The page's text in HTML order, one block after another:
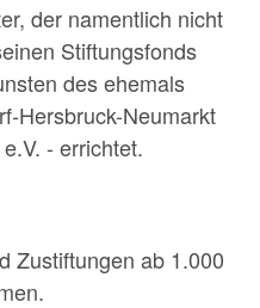
der namentlich nicht
Stiftungsfonds
des ehemals
Hersbruck-Neumarkt
- errichtet.
Zustiftungen ab 1.000